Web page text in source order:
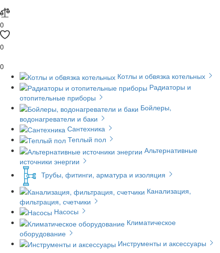
0
0
0
Котлы и обвязка котельных
Радиаторы и
отопительные приборы
Бойлеры,
водонагреватели и баки
Сантехника
Теплый пол
Альтернативные
источники энергии
Трубы, фитинги, арматура и изоляция
Канализация,
фильтрация, счетчики
Насосы
Климатическое
оборудование
Инструменты и аксессуары